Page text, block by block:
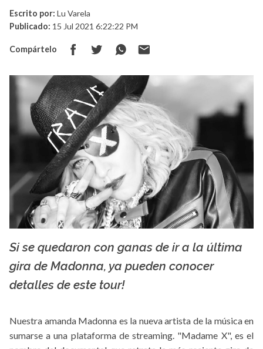
Escrito por: Lu Varela
Publicado: 15 Jul 2021 6:22:22 PM
Compártelo
Si se quedaron con ganas de ir a la última
gira de Madonna, ya pueden conocer
detalles de este tour!
Nuestra amanda Madonna es la nueva artista de la música en
sumarse a una plataforma de streaming. "Madame X", es el